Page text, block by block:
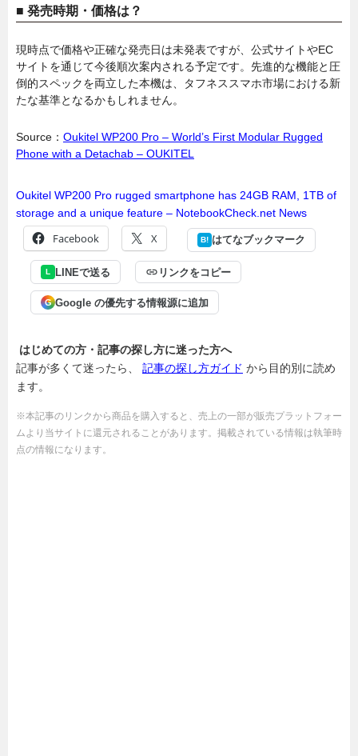
■ 発売時期・価格は？
現時点で価格や正確な発売日は未発表ですが、公式サイトやEC
サイトを通じて今後順次案内される予定です。先進的な機能と圧
倒的スペックを両立した本機は、タフネススマホ市場における新
たな基準となるかもしれません。
Source： Oukitel WP200 Pro – World’s First Modular Rugged
Phone with a Detachab – OUKITEL
Oukitel WP200 Pro rugged smartphone has 24GB RAM, 1TB of
storage and a unique feature – NotebookCheck.net News
Facebook X B! はてなブックマーク
L LINEで送る リンクをコピー
G Google の優先する情報源に追加
はじめての方・記事の探し方に迷った方へ
記事が多くて迷ったら、 記事の探し方ガイド から目的別に読め
ます。
※本記事のリンクから商品を購入すると、売上の一部が販売プラットフォー
ムより当サイトに還元されることがあります。掲載されている情報は執筆時
点の情報になります。